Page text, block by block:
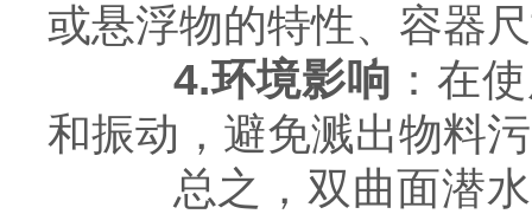
或悬浮物的特性、容器
4.环境影响 ：在
和振动，避免溅出物料
总之，双曲面潜水